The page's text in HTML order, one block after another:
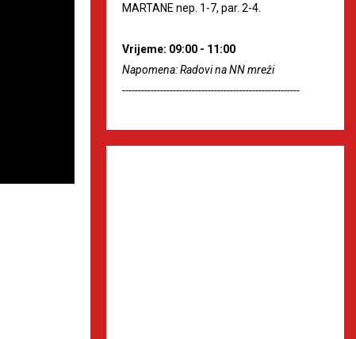
MARTANE nep. 1-7, par. 2-4.
Vrijeme: 09:00 - 11:00
Napomena: Radovi na NN mreži
--------------------------------------------------------